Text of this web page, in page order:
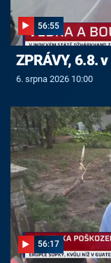
56:55
ZPRÁVY, 6.8.
6. srpna 2026 10:00
56:17